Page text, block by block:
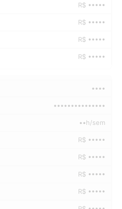
R$ •••••
R$ •••••
R$ •••••
R$ •••••
••••
•••••••••••••••
••h/sem
R$ •••••
R$ •••••
R$ •••••
R$ •••••